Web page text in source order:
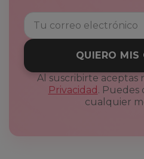
QUIERO MIS
Al suscribirte aceptas
Privacidad . Puedes
cualquier